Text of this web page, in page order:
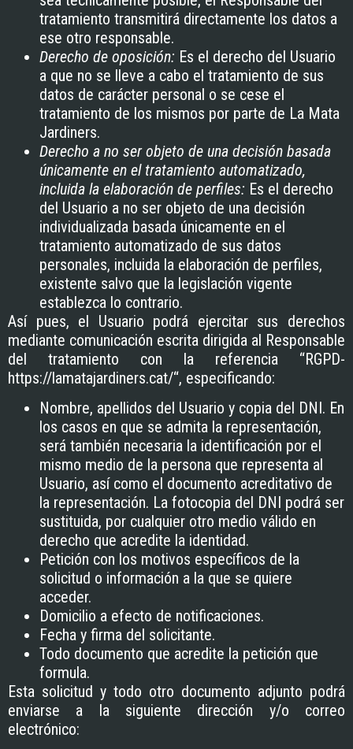
tratamiento transmitirá directamente los datos a
ese otro responsable.
Derecho de oposición: Es el derecho del Usuario
a que no se lleve a cabo el tratamiento de sus
datos de carácter personal o se cese el
tratamiento de los mismos por parte de La Mata
Jardiners.
Derecho a no ser objeto de una decisión basada
únicamente en el tratamiento automatizado,
incluida la elaboración de perfiles: Es el derecho
del Usuario a no ser objeto de una decisión
individualizada basada únicamente en el
tratamiento automatizado de sus datos
personales, incluida la elaboración de perfiles,
existente salvo que la legislación vigente
establezca lo contrario.
Así pues, el Usuario podrá ejercitar sus derechos
mediante comunicación escrita dirigida al Responsable
del tratamiento con la referencia “RGPD-
https://lamatajardiners.cat/“, especificando:
Nombre, apellidos del Usuario y copia del DNI. En
los casos en que se admita la representación,
será también necesaria la identificación por el
mismo medio de la persona que representa al
Usuario, así como el documento acreditativo de
la representación. La fotocopia del DNI podrá ser
sustituida, por cualquier otro medio válido en
derecho que acredite la identidad.
Petición con los motivos específicos de la
solicitud o información a la que se quiere
acceder.
Domicilio a efecto de notificaciones.
Fecha y firma del solicitante.
Todo documento que acredite la petición que
formula.
Esta solicitud y todo otro documento adjunto podrá
enviarse a la siguiente dirección y/o correo
electrónico: